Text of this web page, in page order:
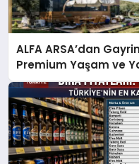
ALFA ARSA’dan
Premium Yaşam ve